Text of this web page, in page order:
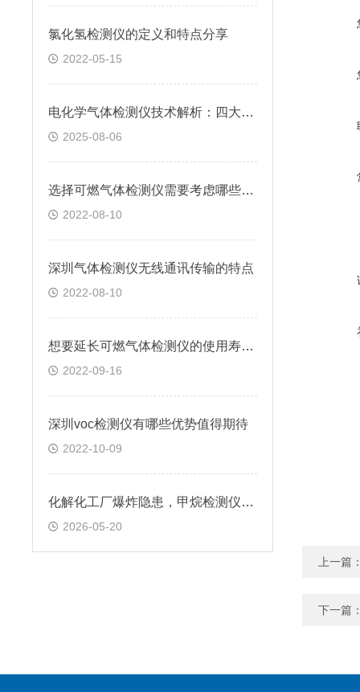
氯化氢检测仪的定义和特点分享
2022-05-15
电化学气体检测仪技术解析：四大分类原理及应用场景全梳理
2025-08-06
选择可燃气体检测仪需要考虑哪些因素
2022-08-10
深圳气体检测仪无线通讯传输的特点
2022-08-10
想要延长可燃气体检测仪的使用寿命，该怎么做？
2022-09-16
深圳voc检测仪有哪些优势值得期待
2022-10-09
化解化工厂爆炸隐患，甲烷检测仪能不能守住防线？
2026-05-20
上一篇
下一篇